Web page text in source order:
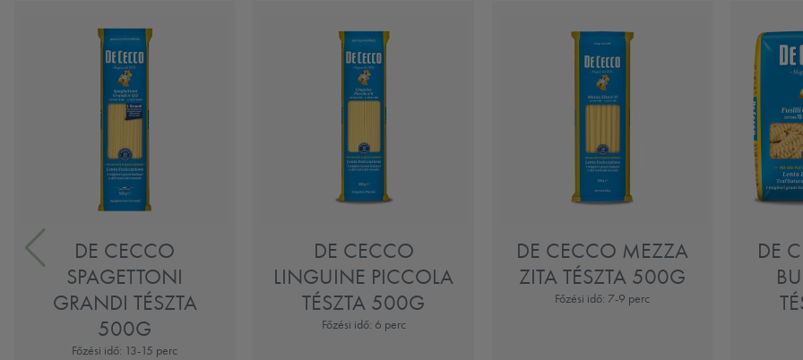
DE CECCO
SPAGETTONI
GRANDI TÉSZTA
500G
Főzési idő: 13-15 perc
DE CECCO
LINGUINE PICCOLA
TÉSZTA 500G
Főzési idő: 6 perc
DE CECCO MEZZA
ZITA TÉSZTA 500G
Főzési idő: 7-9 perc
DE